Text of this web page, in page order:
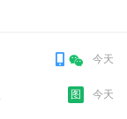
今天
图 今天